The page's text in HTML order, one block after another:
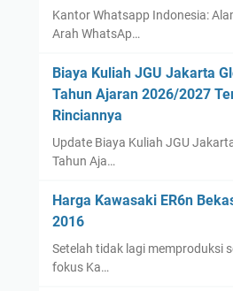
Kantor Whatsapp Indonesia:
Arah WhatsAp…
Biaya Kuliah JGU Jakarta
Tahun Ajaran 2026/2027
Rinciannya
Update Biaya Kuliah JGU
Tahun Aja…
Harga Kawasaki ER6n
2016
Setelah tidak lagi memproduksi
fokus Ka…